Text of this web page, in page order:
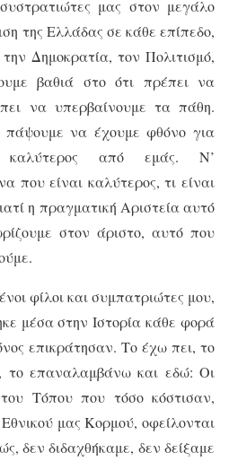
μας στον μεγάλο
της Ελλάδας σε κάθε επίπεδο,
Δημοκρατία, τον Πολιτισμό,
βαθιά στο ότι πρέπει να
να υπερβαίνουμε τα πάθη.
πάψουμε να έχουμε φθόνο για
καλύτερος από εμάς. Ν’
που είναι καλύτερος, τι είναι
η πραγματική Αριστεία αυτό
στον άριστο, αυτό που
φίλοι και συμπατριώτες μου,
μέσα στην Ιστορία κάθε φορά
επικράτησαν. Το έχω πει, το
το επαναλαμβάνω και εδώ: Οι
του Τόπου που τόσο κόστισαν,
μας Κορμού, οφείλονται
δεν διδαχθήκαμε, δεν δείξαμε